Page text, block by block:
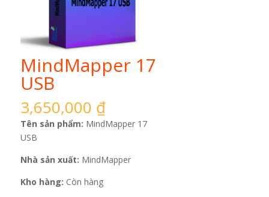
MindMapper 17
USB
3,650,000 ₫
Tên sản phẩm: MindMapper 17
USB
Nhà sản xuất: MindMapper
Kho hàng: Còn hàng